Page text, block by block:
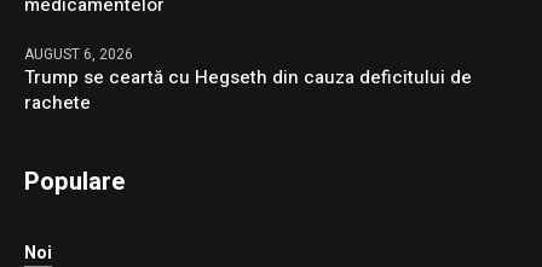
AUGUST 6, 2026
Trump se ceartă cu Hegseth din cauza deficitului de
rachete
Populare
Noi